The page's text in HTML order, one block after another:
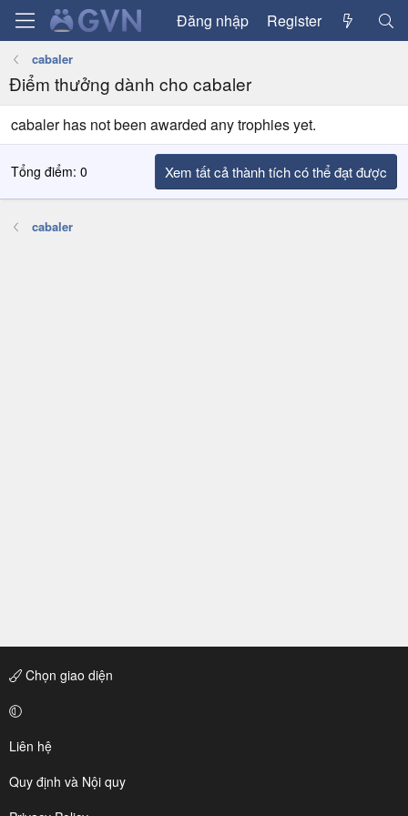
Đăng nhập Register
cabaler
Điểm thưởng dành cho cabaler
cabaler has not been awarded any trophies yet.
Tổng điểm: 0 Xem tất cả thành tích có thể đạt được
cabaler
Chọn giao diện
Liên hệ
Quy định và Nội quy